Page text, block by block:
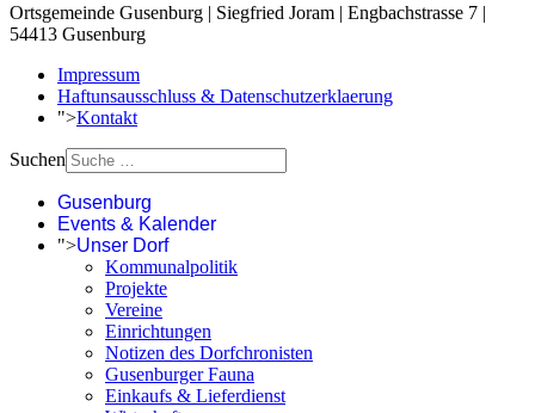
Ortsgemeinde Gusenburg | Siegfried Joram | Engbachstrasse 7 |
54413 Gusenburg
Impressum
Haftunsausschluss & Datenschutzerklaerung
">Kontakt
Suchen
Gusenburg
Events & Kalender
">Unser Dorf
Kommunalpolitik
Projekte
Vereine
Einrichtungen
Notizen des Dorfchronisten
Gusenburger Fauna
Einkaufs & Lieferdienst